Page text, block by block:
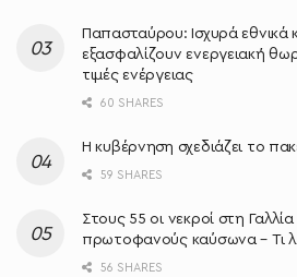
Παπασταύρου: Ισχυρά εθνικά
εξασφαλίζουν ενεργειακή
τιμές ενέργειας
60 SHARES
Η κυβέρνηση σχεδιάζει το
59 SHARES
Στους 55 οι νεκροί στη
πρωτοφανούς καύσωνα – Τι
56 SHARES